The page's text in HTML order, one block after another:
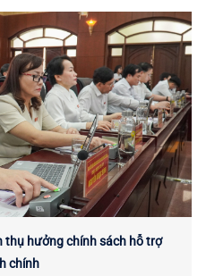
thụ hưởng chính sách hỗ trợ
chính